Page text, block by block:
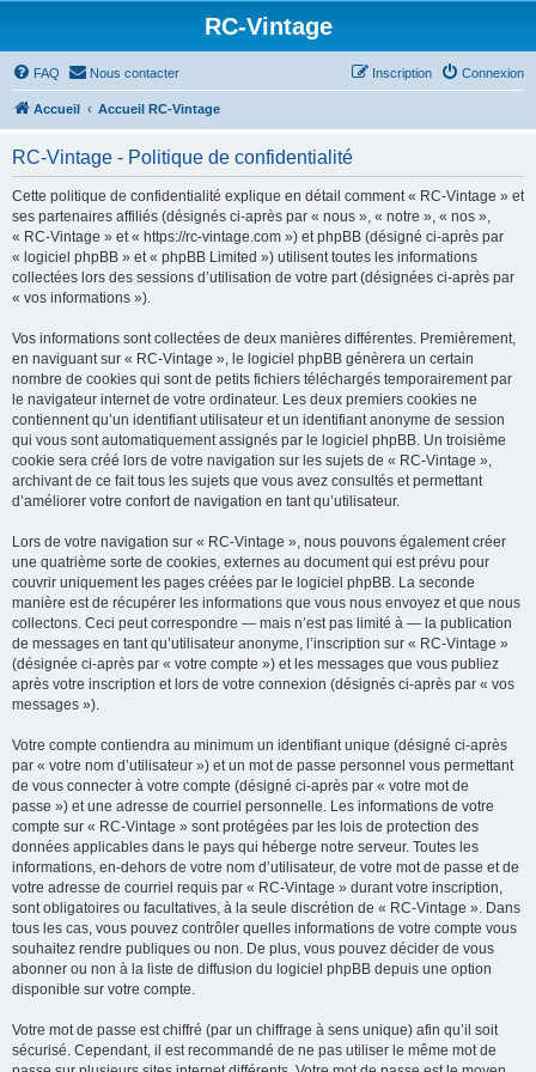
RC-Vintage
FAQ Nous contacter Connexion
Inscription
Accueil Accueil RC-Vintage
RC-Vintage - Politique de confidentialité
Cette politique de confidentialité explique en détail comment « RC-Vintage » et
ses partenaires affiliés (désignés ci-après par « nous », « notre », « nos »,
« RC-Vintage » et « https://rc-vintage.com ») et phpBB (désigné ci-après par
« logiciel phpBB » et « phpBB Limited ») utilisent toutes les informations
collectées lors des sessions d’utilisation de votre part (désignées ci-après par
« vos informations »).
Vos informations sont collectées de deux manières différentes. Premièrement,
en naviguant sur « RC-Vintage », le logiciel phpBB génèrera un certain
nombre de cookies qui sont de petits fichiers téléchargés temporairement par
le navigateur internet de votre ordinateur. Les deux premiers cookies ne
contiennent qu’un identifiant utilisateur et un identifiant anonyme de session
qui vous sont automatiquement assignés par le logiciel phpBB. Un troisième
cookie sera créé lors de votre navigation sur les sujets de « RC-Vintage »,
archivant de ce fait tous les sujets que vous avez consultés et permettant
d’améliorer votre confort de navigation en tant qu’utilisateur.
Lors de votre navigation sur « RC-Vintage », nous pouvons également créer
une quatrième sorte de cookies, externes au document qui est prévu pour
couvrir uniquement les pages créées par le logiciel phpBB. La seconde
manière est de récupérer les informations que vous nous envoyez et que nous
collectons. Ceci peut correspondre — mais n’est pas limité à — la publication
de messages en tant qu’utilisateur anonyme, l’inscription sur « RC-Vintage »
(désignée ci-après par « votre compte ») et les messages que vous publiez
après votre inscription et lors de votre connexion (désignés ci-après par « vos
messages »).
Votre compte contiendra au minimum un identifiant unique (désigné ci-après
par « votre nom d’utilisateur ») et un mot de passe personnel vous permettant
de vous connecter à votre compte (désigné ci-après par « votre mot de
passe ») et une adresse de courriel personnelle. Les informations de votre
compte sur « RC-Vintage » sont protégées par les lois de protection des
données applicables dans le pays qui héberge notre serveur. Toutes les
informations, en-dehors de votre nom d’utilisateur, de votre mot de passe et de
votre adresse de courriel requis par « RC-Vintage » durant votre inscription,
sont obligatoires ou facultatives, à la seule discrétion de « RC-Vintage ». Dans
tous les cas, vous pouvez contrôler quelles informations de votre compte vous
souhaitez rendre publiques ou non. De plus, vous pouvez décider de vous
abonner ou non à la liste de diffusion du logiciel phpBB depuis une option
disponible sur votre compte.
Votre mot de passe est chiffré (par un chiffrage à sens unique) afin qu’il soit
sécurisé. Cependant, il est recommandé de ne pas utiliser le même mot de